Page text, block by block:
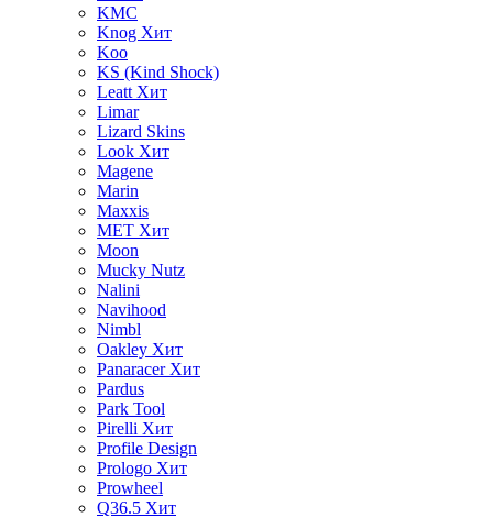
KMC
Knog Хит
Koo
KS (Kind Shock)
Leatt Хит
Limar
Lizard Skins
Look Хит
Magene
Marin
Maxxis
MET Хит
Moon
Mucky Nutz
Nalini
Navihood
Nimbl
Oakley Хит
Panaracer Хит
Pardus
Park Tool
Pirelli Хит
Profile Design
Prologo Хит
Prowheel
Q36.5 Хит